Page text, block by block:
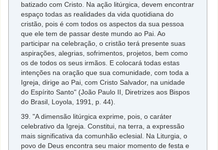
batizado com Cristo. Na ação litúrgica, devem encontrar
espaço todas as realidades da vida quotidiana do
cristão, pois é com todos os aspectos da sua pessoa
que ele tem de passar deste mundo ao Pai. Ao
participar na celebração, o cristão terá presente suas
aspirações, alegrias, sofrimentos, projetos, bem como
os de todos os seus irmãos. E colocará todas estas
intenções na oração que sua comunidade, com toda a
Igreja, dirige ao Pai, com Cristo Salvador, na unidade
do Espírito Santo" (João Paulo II, Diretrizes aos Bispos
do Brasil, Loyola, 1991, p. 44).
39. "A dimensão litúrgica exprime, pois, o caráter
celebrativo da Igreja. Constitui, na terra, a expressão
mais significativa da comunhão eclesial. Na Liturgia, o
povo de Deus encontra seu maior momento de festa e